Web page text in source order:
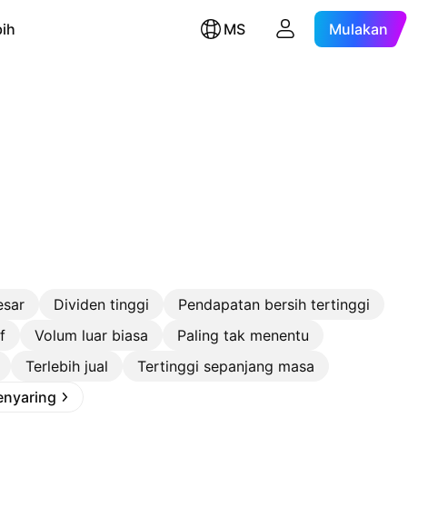
MS Mulakan
Dividen tinggi
Pendapatan bersih tertinggi
Volum luar biasa
Paling tak menentu
Terlebih jual
Tertinggi sepanjang masa